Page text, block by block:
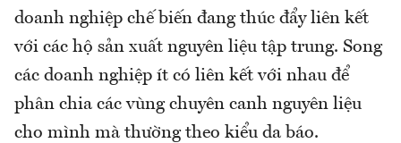
doanh nghiệp chế biến đang thúc đẩy liên kết
với các hộ sản xuất nguyên liệu tập trung. Song
các doanh nghiệp ít có liên kết với nhau để
phân chia các vùng chuyên canh nguyên liệu
cho mình mà thường theo kiểu da báo.